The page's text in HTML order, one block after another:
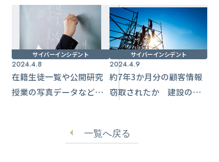
サイバーインシデント
2024.4.8
在籍生徒一覧や公開研究
授業の写真データなど含
サイバーインシデント
2024.4.9
約7年3か月分の顧客情報
窃取されたか 建設の
一覧へ戻る